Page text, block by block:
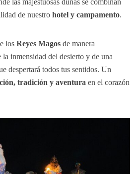
de nuestro hotel y campamento.
los Reyes Magos de manera
inmensidad del desierto y de una
despertará todos tus sentidos. Un
tradición y aventura en el corazón